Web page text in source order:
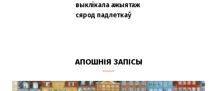
выклікала ажыятаж
сярод падлеткаў
АПОШНІЯ ЗАПІСЫ